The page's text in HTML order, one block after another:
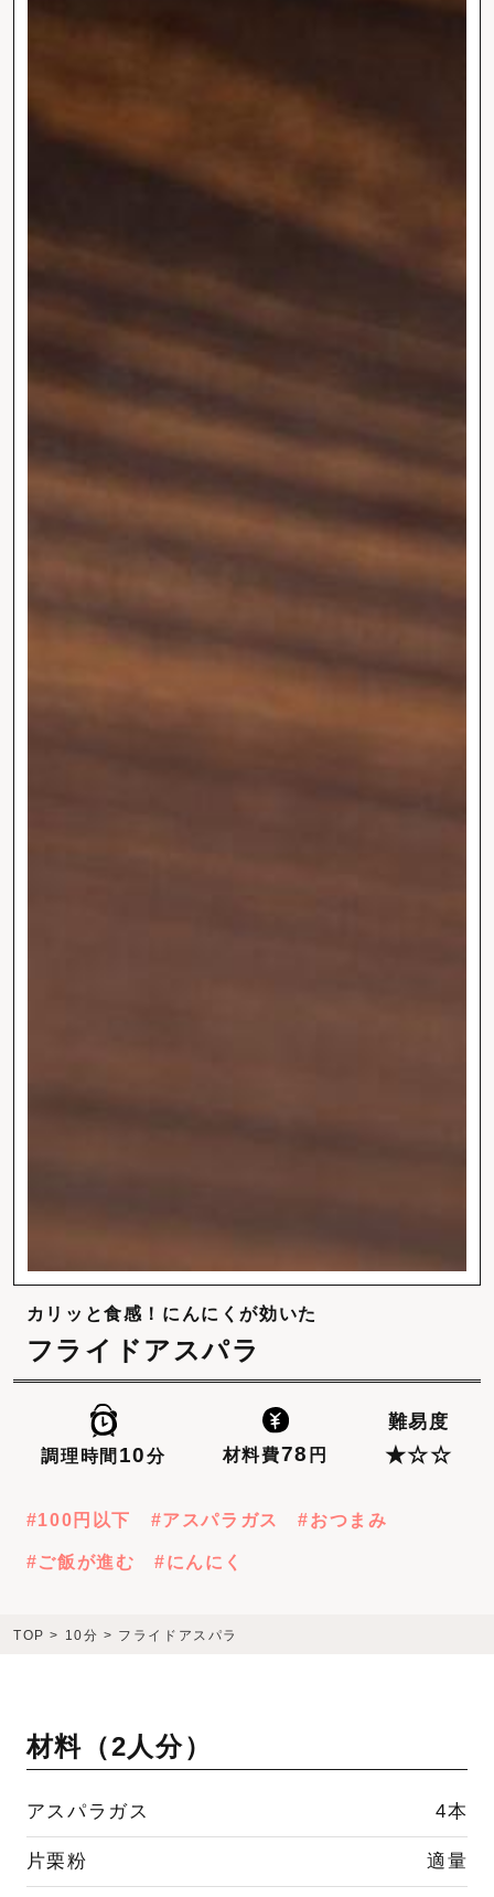
カリッと食感！にんにくが効いた
フライドアスパラ
調理時間 10分 材料費78 円
難易度
★☆☆
100円以下 アスパラガス おつまみ
ご飯が進む にんにく
TOP > 10分 > フライドアスパラ
材料（2人分）
アスパラガス 4本
片栗粉 適量